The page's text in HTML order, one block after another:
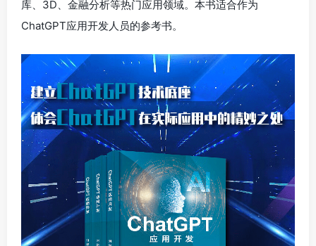
库、3D、金融分析等热门应用领域。本书适合作为
ChatGPT应用开发人员的参考书。